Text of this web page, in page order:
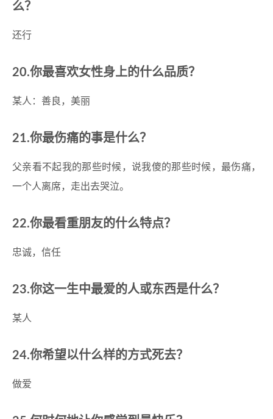
么？
还行
20.你最喜欢女性身上的什么品质？
某人：善良，美丽
21.你最伤痛的事是什么？
父亲看不起我的那些时候，说我傻的那些时候，最伤痛，
一个人离席，走出去哭泣。
22.你最看重朋友的什么特点？
忠诚，信任
23.你这一生中最爱的人或东西是什么？
某人
24.你希望以什么样的方式死去？
做爱